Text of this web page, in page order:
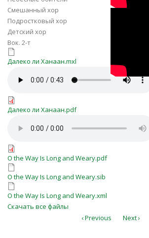
Смешанный хор
Подростковый хор
Детский хор
Вок. 2-т
Далеко ли Ханаан.mxl
Далеко ли Ханаан.mxl
Далеко ли Ханаан.mp3
Далеко ли Ханаан.pdf
Далеко ли Ханаан.pdf
O the Way Is Long and
O the Way Is Long and
O the Way Is Long and Weary.pdf
O the Way Is Long and
O the Way Is Long and Weary.sib
O the Way Is Long and
O the Way Is Long and Weary.xml
Скачать все файлы
‹ Previous Next ›